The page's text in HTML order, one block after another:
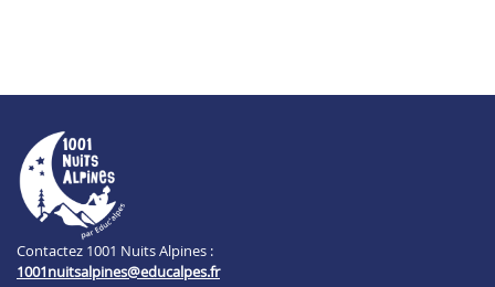
Contactez 1001 Nuits Alpines :
1001nuitsalpines@educalpes.fr